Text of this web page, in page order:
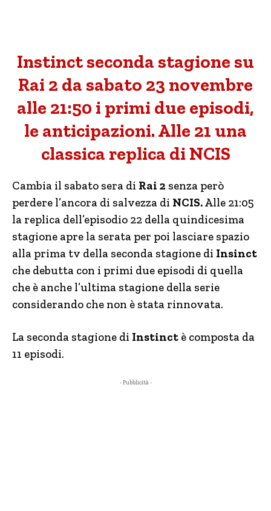
Instinct seconda stagione su
Rai 2 da sabato 23 novembre
alle 21:50 i primi due episodi,
le anticipazioni. Alle 21 una
classica replica di NCIS
Cambia il sabato sera di Rai 2 senza però
perdere l’ancora di salvezza di NCIS.Alle 21:05
la replica dell’episodio 22 della quindicesima
stagione apre la serata per poi lasciare spazio
alla prima tv della seconda stagione di Insinct
che debutta con i primi due episodi di quella
che è anche l’ultima stagione della serie
considerando che non è stata rinnovata.
La seconda stagione di Instinct è composta da
11 episodi.
- Pubblicità -